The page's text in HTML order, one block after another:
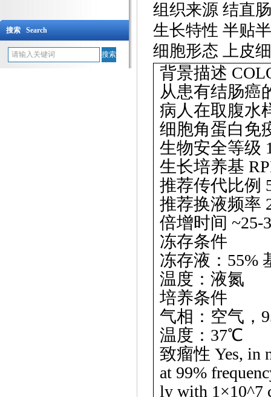
搜索 Search
组织来源 结直
生长特性 半贴
细胞形态 上皮
背景描述
从患有结肠癌
病人在取腹水
细胞角蛋白免
生物安全等级
生长培养基
推荐传代比例
推荐换液频率
倍增时间 ~25-
冻存条件
冻存液： 55%
温度：液氮
培养条件
气相：空气，
温度： 37℃
致瘤性 Yes, in
at 99%
ly with 1×10^7